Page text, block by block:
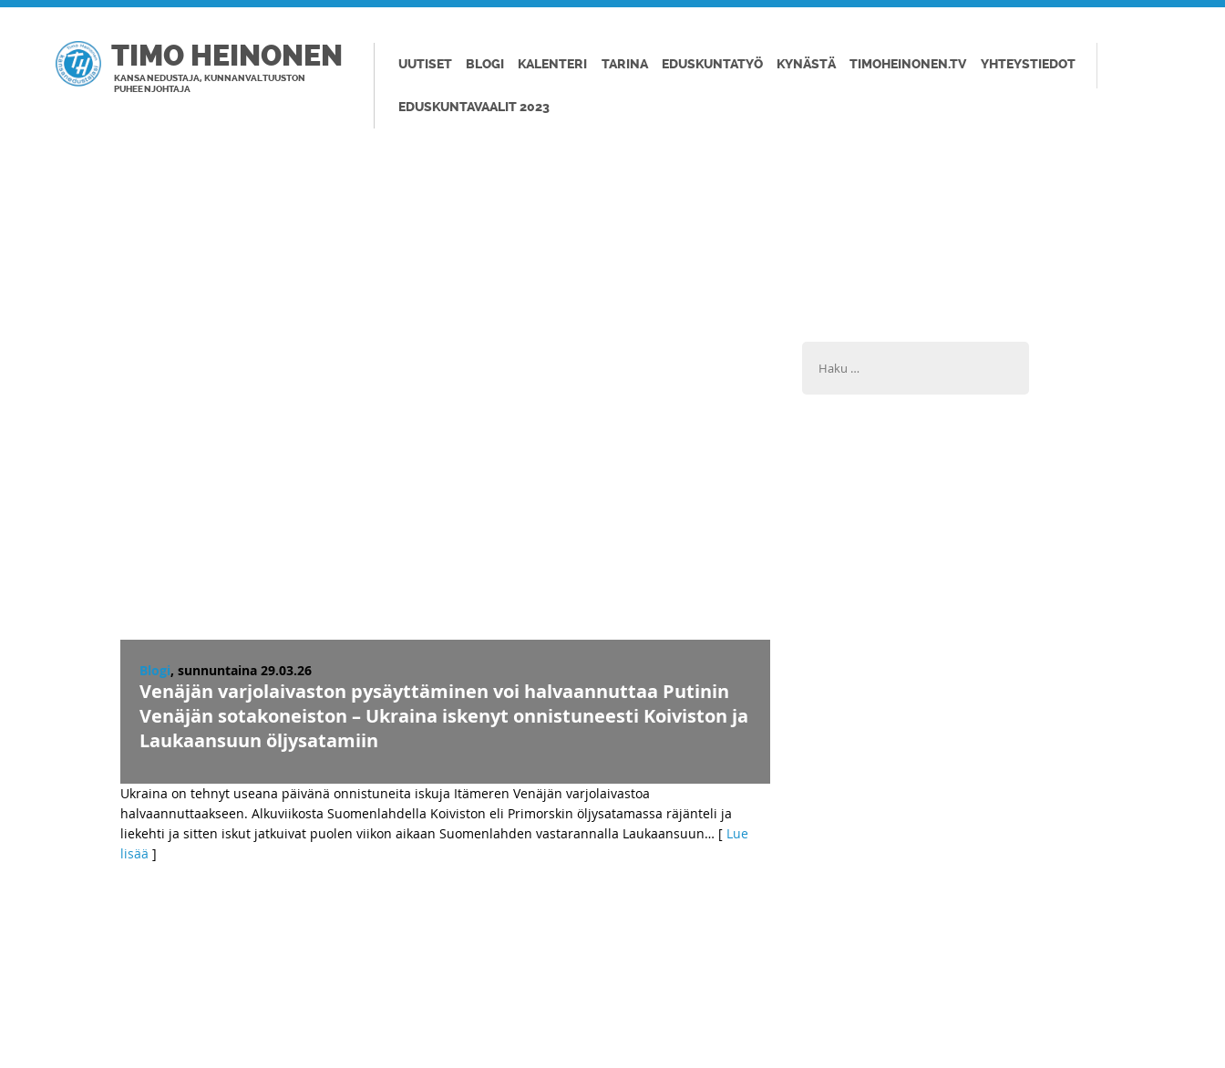
TIMO HEINONEN
KANSANEDUSTAJA, KUNNANVALTUUSTON
PUHEENJOHTAJA
UUTISET BLOGI KALENTERI TARINA EDUSKUNTATYÖ KYNÄSTÄ TIMOHEINONEN.TV YHTEYSTIEDOT
EDUSKUNTAVAALIT 2023
Blogi, sunnuntaina 29.03.26
Venäjän varjolaivaston pysäyttäminen voi halvaannuttaa Putinin
Venäjän sotakoneiston – Ukraina iskenyt onnistuneesti Koiviston ja
Laukaansuun öljysatamiin
Ukraina on tehnyt useana päivänä onnistuneita iskuja Itämeren Venäjän varjolaivastoa
halvaannuttaakseen. Alkuviikosta Suomenlahdella Koiviston eli Primorskin öljysatamassa räjänteli ja
liekehti ja sitten iskut jatkuivat puolen viikon aikaan Suomenlahden vastarannalla Laukaansuun… [ Lue
lisää ]